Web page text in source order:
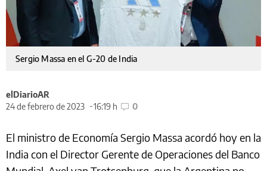
Sergio Massa en el G-20 de India
elDiarioAR
24 de febrero de 2023
16:19 h 0
El ministro de Economía Sergio Massa acordó hoy en la
India con el Director Gerente de Operaciones del Banco